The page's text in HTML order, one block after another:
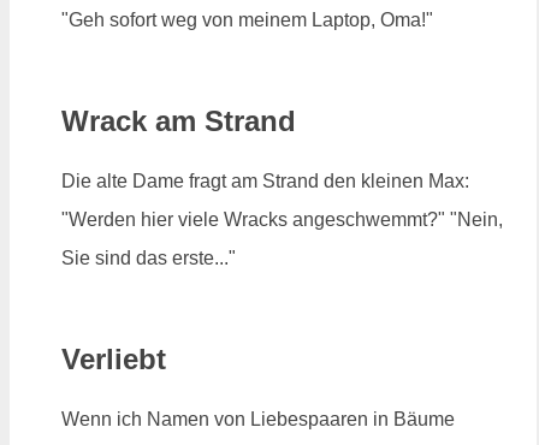
"Geh sofort weg von meinem Laptop, Oma!"
Wrack am Strand
Die alte Dame fragt am Strand den kleinen Max:
"Werden hier viele Wracks angeschwemmt?" "Nein,
Sie sind das erste..."
Verliebt
Wenn ich Namen von Liebespaaren in Bäume